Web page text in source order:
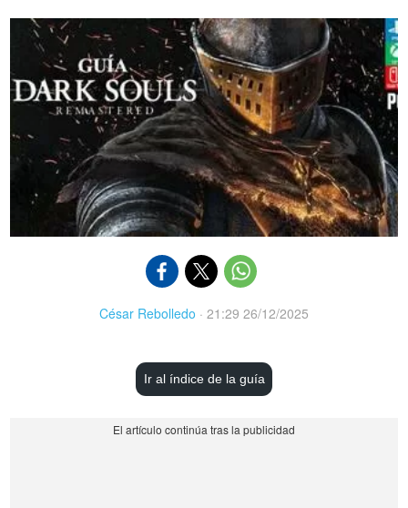
César Rebolledo · 21:29 26/12/2025
Ir al índice de la guía